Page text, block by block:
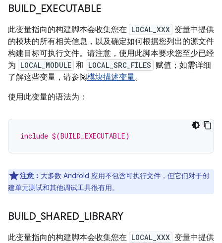
BUILD_ EXECUTABLE
此变量指向的构建脚本会收集您在 LOCAL_XXX 变量中提供
的模块的所有相关信息，以及确定如何根据您列出的源文件
构建目标可执行文件。请注意，使用此脚本要求您至少已经
为 LOCAL_MODULE 和 LOCAL_SRC_FILES 赋值；如需详细
了解这些变量，请参阅模块描述变量。
使用此变量的语法为：
include $(BUILD_EXECUTABLE)
注意： 大多数 Android 应用不包含可执行文件，但它们对于创
建单元测试和其他调试工具很有用。
BUILD_ SHARED LIBRARY
此变量指向的构建脚本会收集您在 LOCAL_XXX 变量中提供